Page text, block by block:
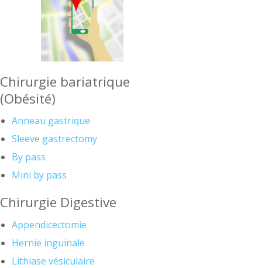
Chirurgie bariatrique
(Obésité)
Anneau gastrique
Sleeve gastrectomy
By pass
Mini by pass
Chirurgie Digestive
Appendicectomie
Hernie inguinale
Lithiase vésiculaire